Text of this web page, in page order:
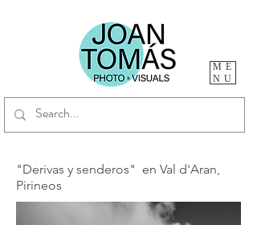
ME
NU
"Derivas y senderos" en Val d'Aran,
Pirineos